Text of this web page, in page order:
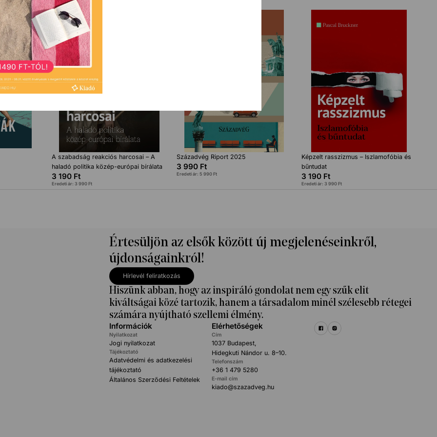
A szabadság reakciós harcosai – A
haladó politika közép-európai bírálata
3 190 Ft
Eredeti ár: 3 990Ft
Századvég Riport 2025
3 990 Ft
Eredeti ár: 5 990Ft
Képzelt rasszizmus – Iszlamofóbia és
bűntudat
3 190 Ft
Eredeti ár: 3 990Ft
Értesüljön az elsők között új megjelenéseinkről,
újdonságainkról!
Hírlevél feliratkozás
Hiszünk abban, hogy az inspiráló gondolat nem egy szűk elit
kiváltságai közé tartozik, hanem a társadalom minél szélesebb rétegei
számára nyújtható szellemi élmény.
Információk
Nyilatkozat
Jogi nyilatkozat
Tájékoztató
Adatvédelmi és adatkezelési
tájékoztató
Általános Szerződési Feltételek
Elérhetőségek
Cím
1037 Budapest,
Hidegkuti Nándor u. 8–10.
Telefonszám
+36 1 479 5280
E-mail cím
kiado@szazadveg.hu